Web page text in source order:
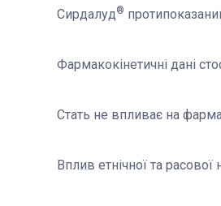
Сирдалуд®
Фармакокінетичні дані
Стать не впливає на
Вплив етнічної та